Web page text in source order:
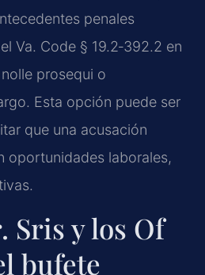
penales
Va. Code § 19.2‑392.2 en
prosequi o
Esta opción puede ser
que una acusación
oportunidades laborales,
Sris y los Of
bufete